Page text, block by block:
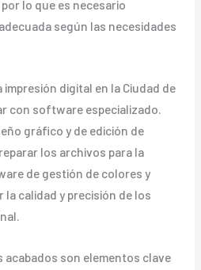
lo que es necesario
según las necesidades
impresión digital en la Ciudad de
con software especializado.
gráfico y de edición de
los archivos para la
de gestión de colores y
la calidad y precisión de los
acabados son elementos clave